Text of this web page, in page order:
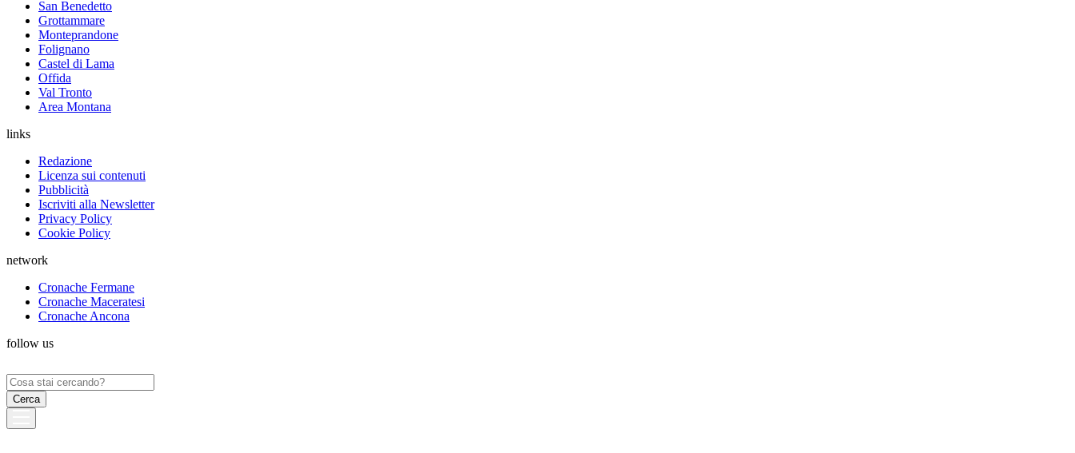
San Benedetto
Grottammare
Monteprandone
Folignano
Castel di Lama
Offida
Val Tronto
Area Montana
links
Redazione
Licenza sui contenuti
Pubblicità
Iscriviti alla Newsletter
Privacy Policy
Cookie Policy
network
Cronache Fermane
Cronache Maceratesi
Cronache Ancona
follow us
Ricerca
per: